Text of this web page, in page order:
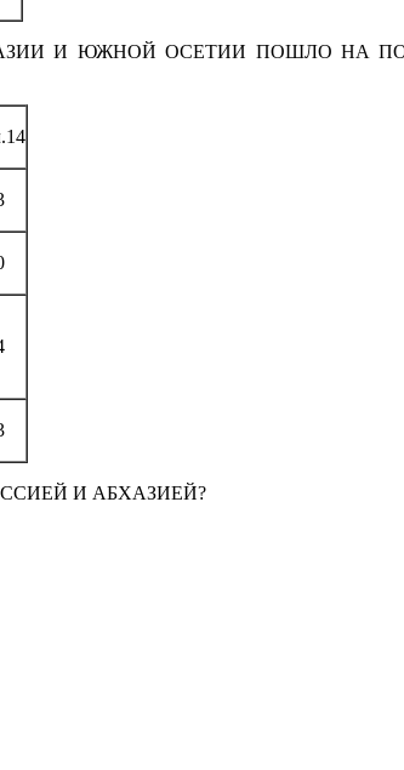
И ЮЖНОЙ ОСЕТИИ ПОШЛО НА
И АБХАЗИЕЙ?